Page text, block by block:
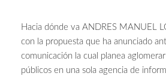
Hacia dónde va ANDRES MANUEL
con la propuesta que ha anunciado
comunicación la cual planea
públicos en una sola agencia de